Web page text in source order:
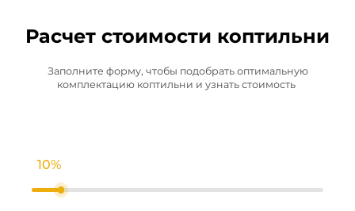
Расчет стоимости коптильни
Заполните форму, чтобы подобрать оптимальную
комплектацию коптильни и узнать стоимость
10%